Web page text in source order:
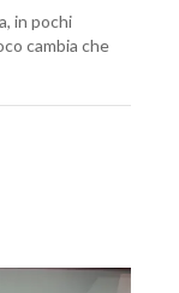
in pochi
cambia che